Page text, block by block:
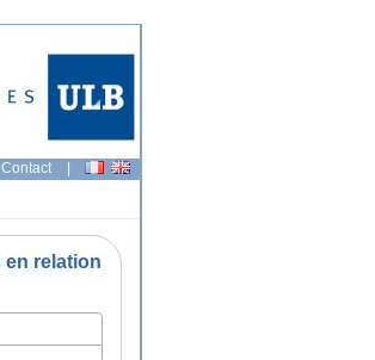
Contact |
en relation